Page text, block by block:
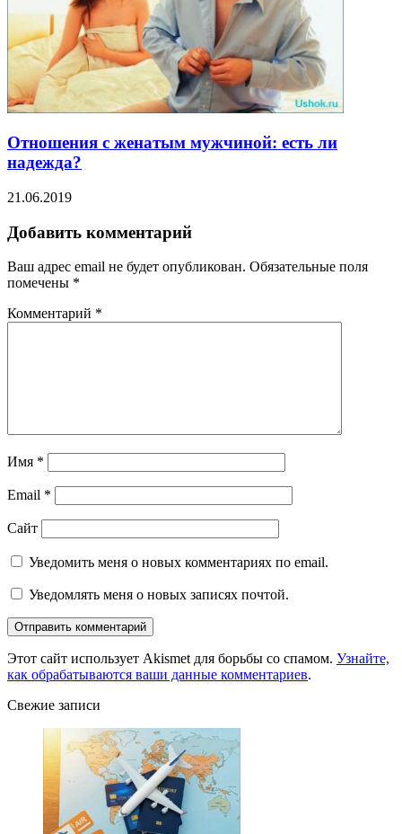
Отношения с женатым мужчиной: есть ли
надежда?
21.06.2019
Добавить комментарий
Ваш адрес email не будет опубликован. Обязательные поля
помечены *
Комментарий *
Имя *
Email *
Сайт
Уведомить меня о новых комментариях по email.
Уведомлять меня о новых записях почтой.
Этот сайт использует Akismet для борьбы со спамом. Узнайте,
как обрабатываются ваши данные комментариев.
Свежие записи